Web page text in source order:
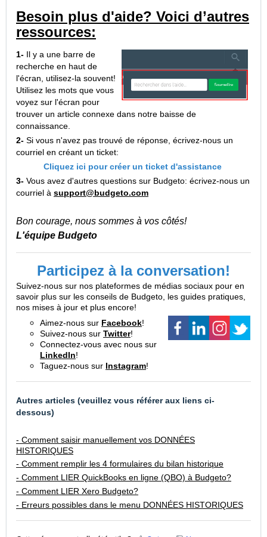
Besoin plus d'aide? Voici d’autres
ressources:
1- Il y a une barre de
recherche en haut de
l'écran, utilisez-la souvent!
Utilisez les mots que vous
voyez sur l'écran pour
trouver un article connexe dans notre baisse de
connaissance.
2- Si vous n'avez pas trouvé de réponse, écrivez-nous un
courriel en créant un ticket:
Cliquez ici pour créer un ticket d'assistance
3- Vous avez d'autres questions sur Budgeto: écrivez-nous un
courriel à support@budgeto.com
Bon courage, nous sommes à vos côtés!
L'équipe Budgeto
Participez à la conversation!
Suivez-nous sur nos plateformes de médias sociaux pour en
savoir plus sur les conseils de Budgeto, les guides pratiques,
nos mises à jour et plus encore!
Aimez-nous sur Facebook!
Suivez-nous sur Twitter!
Connectez-vous avec nous sur
LinkedIn!
Taguez-nous sur Instagram!
Autres articles (veuillez vous référer aux liens ci-
dessous)
- Comment saisir manuellement vos DONNÉES
HISTORIQUES
- Comment remplir les 4 formulaires du bilan historique
- Comment LIER QuickBooks en ligne (QBO) à Budgeto?
- Comment LIER Xero Budgeto?
- Erreurs possibles dans le menu DONNÉES HISTORIQUES